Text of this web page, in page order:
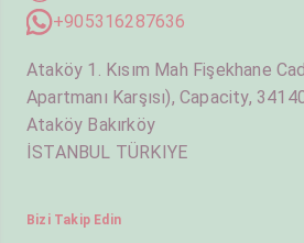
+905316287636
Ataköy 1. Kısım Mah Fişekhane
Apartmanı Karşısı), Capacity,
Ataköy Bakırköy
İSTANBUL TÜRKIYE
Bizi Takip Edin